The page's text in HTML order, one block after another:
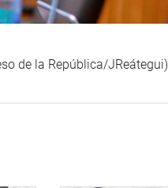
de la República/JReátegui)